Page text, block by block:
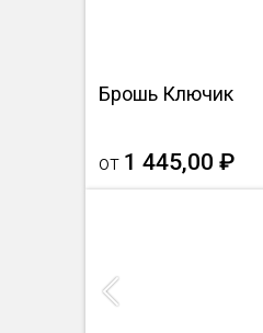
Брошь Ключик
от 1 445,00 ₽
Previous